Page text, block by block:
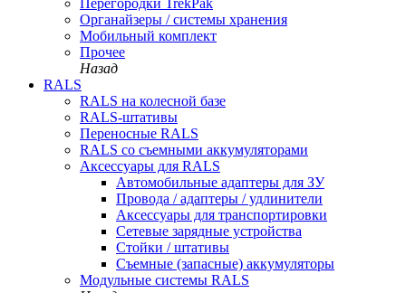
Органайзеры / системы хранения
Мобильный комплект
Прочее
Назад
RALS
RALS на колесной базе
RALS-штативы
Переносные RALS
RALS со съемными аккумуляторами
Аксессуары для RALS
Автомобильные адаптеры для ЗУ
Провода / адаптеры / удлинители
Аксессуары для транспортировки
Сетевые зарядные устройства
Стойки / штативы
Съемные (запасные) аккумуляторы
Модульные системы RALS